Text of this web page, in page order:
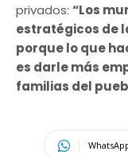
privados: “Los
estratégicos de
porque lo que
es darle más
familias del